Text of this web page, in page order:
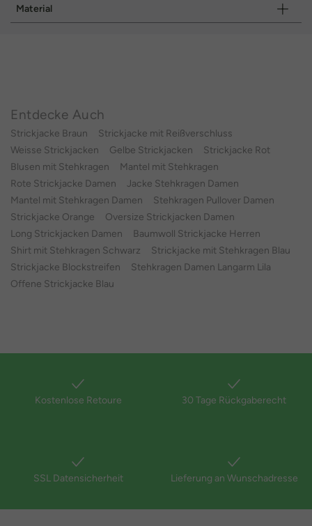
Material
Entdecke Auch
Strickjacke Braun
Strickjacke mit Reißverschluss
Weisse Strickjacken
Gelbe Strickjacken
Strickjacke Rot
Blusen mit Stehkragen
Mantel mit Stehkragen
Rote Strickjacke Damen
Jacke Stehkragen Damen
Mantel mit Stehkragen Damen
Stehkragen Pullover Damen
Strickjacke Orange
Oversize Strickjacken Damen
Long Strickjacken Damen
Baumwoll Strickjacke Herren
Shirt mit Stehkragen Schwarz
Strickjacke mit Stehkragen Blau
Strickjacke Blockstreifen
Stehkragen Damen Langarm Lila
Offene Strickjacke Blau
Kostenlose Retoure 30 Tage Rückgaberecht
SSL Datensicherheit Lieferung an Wunschadresse